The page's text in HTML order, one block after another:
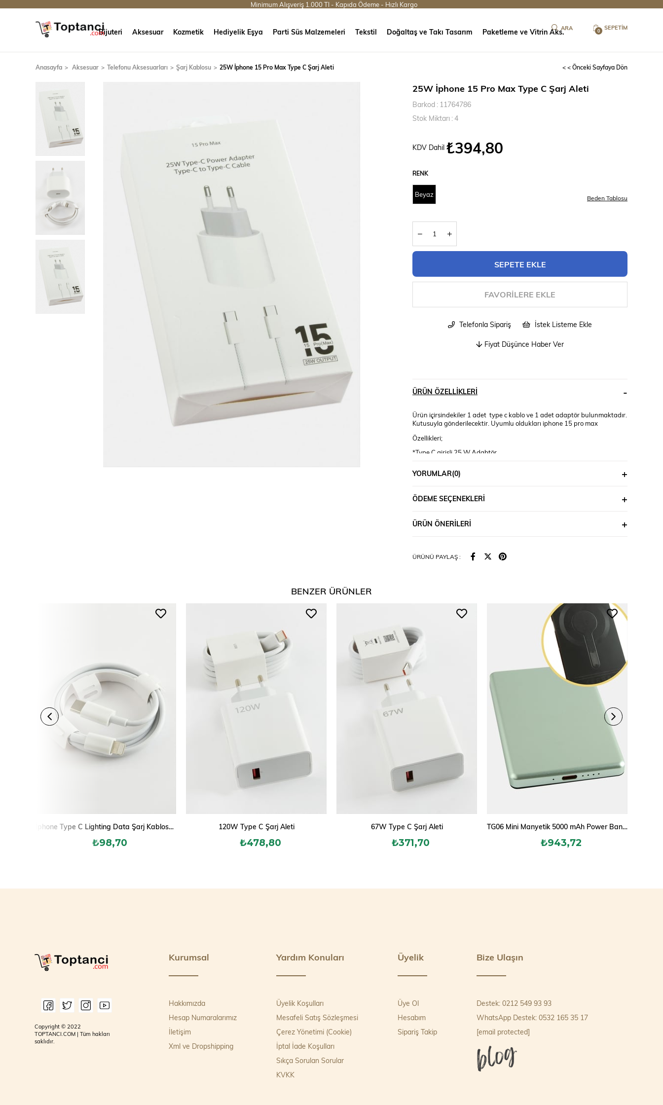
Minimum Alışveriş 1.000 Tl - Kapıda Ödeme - Hızlı Kargo
SEPETIM
0
Bijuteri Aksesuar Kozmetik Hediyelik Eşya Parti Süs Malzemeleri Tekstil Doğaltaş ve Takı Tasarım Paketleme ve Vitrin Aks.
Anasayfa Aksesuar Telefonu Aksesuarları Şarj Kablosu 25W İphone 15 Pro Max Type C Şarj Aleti < < Önceki Sayfaya Dön
25W İphone 15 Pro Max Type C Şarj Aleti
Barkod : 11764786
Stok Miktarı :4
KDV Dahil ₺394,80
RENK
Beyaz Beden Tablosu
FAVORILERE EKLE
Telefonla Sipariş İstek Listeme Ekle
Fiyat Düşünce Haber Ver
ÜRÜN ÖZELLIKLERI
Ürün içirsindekiler 1 adet type c kablo ve 1 adet adaptör bulunmaktadır.
Kutusuyla gönderilecektir. Uyumlu oldukları iphone 15 pro max
Özellikleri;
*Type C girişli 25 W Adabtör
YORUMLAR(0)
ÖDEME SEÇENEKLERI
ÜRÜN ÖNERILERI
ÜRÜNÜ PAYLAŞ :
BENZER ÜRÜNLER
İphone Type C Lighting Data Şarj Kablosu 1 metre
₺98,70
120W Type C Şarj Aleti
₺478,80
67W Type C Şarj Aleti
₺371,70
TG06 Mini Manyetik 5000 mAh Power Bank Taşınabilir Şarj Cihazı
₺943,72
Kurumsal
Hakkımızda
Hesap Numaralarımız
İletişim
Xml ve Dropshipping
Yardım Konuları
Üyelik Koşulları
Mesafeli Satış Sözleşmesi
Çerez Yönetimi (Cookie)
İptal İade Koşulları
Sıkça Sorulan Sorular
KVKK
Üyelik
Üye Ol
Hesabım
Sipariş Takip
Bize Ulaşın
Destek: 0212 549 93 93
WhatsApp Destek: 0532 165 35 17
[email protected]
Copyright © 2022
TOPTANCI.COM | Tüm hakları
saklıdır.